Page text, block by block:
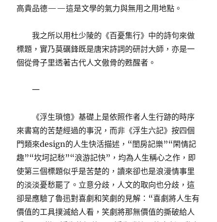
高貴品德——這是文學的氣力與無用之用地點。
我之所以用杜少陵的《百憂集行》中的詩句來做
標題，實乃莫礪鋒既是唐宋詩詞的研討大師，亦是一
個從骨子里透著古代人文傲骨的甦醒者。
一
《浮生瑣憶》基礎上是依照作者人生行跡的時序
來書寫的苦楚經過的事況，而非《浮生六記》按四個
門類來design的人生快活描述，“閨房記樂”“閑情記
趣”“坎坷記愁”“浪游記快”，均為人生稱心之作，即
使第三個標題似乎是苦楚的，讀來卻也是浪漫情事里
的淡淡憂愁罷了。立意分歧，人文的取向也分歧，這
卻是應驗了魯迅對喜劇和笑劇的見解：“喜劇將人生有
價值的工具撲滅給人看，笑劇將那無價值的撕破給人